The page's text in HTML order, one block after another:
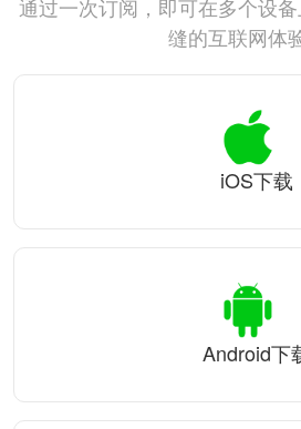
通过一次订阅，即可在多个设
缝的互联网体验
iOS下载
Android下